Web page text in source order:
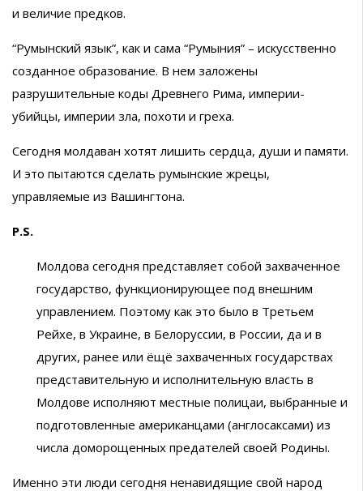
и величие предков.
“Румынский язык”, как и сама “Румыния” – искусственно
созданное образование. В нем заложены
разрушительные коды Древнего Рима, империи-
убийцы, империи зла, похоти и греха.
Сегодня молдаван хотят лишить сердца, души и памяти.
И это пытаются сделать румынские жрецы,
управляемые из Вашингтона.
P.S.
Молдова сегодня представляет собой захваченное
государство, функционирующее под внешним
управлением. Поэтому как это было в Третьем
Рейхе, в Украине, в Белоруссии, в России, да и в
других, ранее или ёщё захваченных государствах
представительную и исполнительную власть в
Молдове исполняют местные полицаи, выбранные и
подготовленные американцами (англосаксами) из
числа доморощенных предателей своей Родины.
Именно эти люди сегодня ненавидящие свой народ